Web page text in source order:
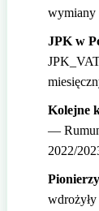
🇮🇹
🇬🇧
🇮🇹
wymiany
JPK w
Kolejne
—
2022/
Pionierzy